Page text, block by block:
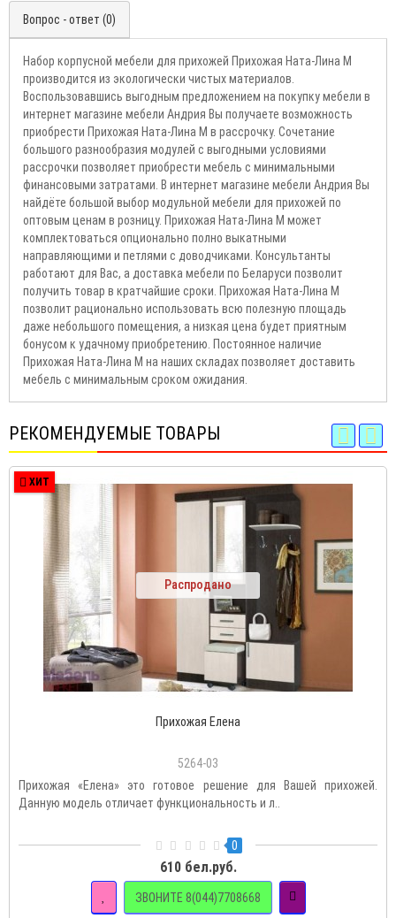
Вопрос - ответ (0)
Набор корпусной мебели для прихожей Прихожая Ната-Лина М
производится из экологически чистых материалов.
Воспользовавшись выгодным предложением на покупку мебели в
интернет магазине мебели Андрия Вы получаете возможность
приобрести Прихожая Ната-Лина М в рассрочку. Сочетание
большого разнообразия модулей с выгодными условиями
рассрочки позволяет приобрести мебель с минимальными
финансовыми затратами. В интернет магазине мебели Андрия Вы
найдёте большой выбор модульной мебели для прихожей по
оптовым ценам в розницу. Прихожая Ната-Лина М может
комплектоваться опционально полно выкатными
направляющими и петлями с доводчиками. Консультанты
работают для Вас, а доставка мебели по Беларуси позволит
получить товар в кратчайшие сроки. Прихожая Ната-Лина М
позволит рационально использовать всю полезную площадь
даже небольшого помещения, а низкая цена будет приятным
бонусом к удачному приобретению. Постоянное наличие
Прихожая Ната-Лина М на наших складах позволяет доставить
мебель с минимальным сроком ожидания.
РЕКОМЕНДУЕМЫЕ ТОВАРЫ
ХИТ
Распродано
Прихожая Елена
5264-03
Прихожая «Елена» это готовое решение для Вашей прихожей.
Данную модель отличает функциональность и л..
0
610 бел.руб.
ЗВОНИТЕ 8(044)7708668